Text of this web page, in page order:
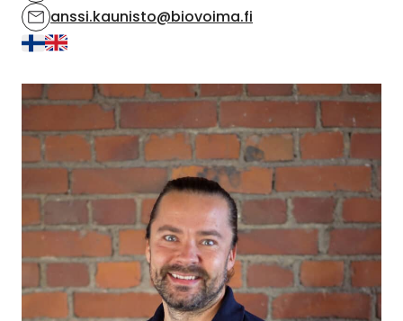
anssi.kaunisto@biovoima.fi